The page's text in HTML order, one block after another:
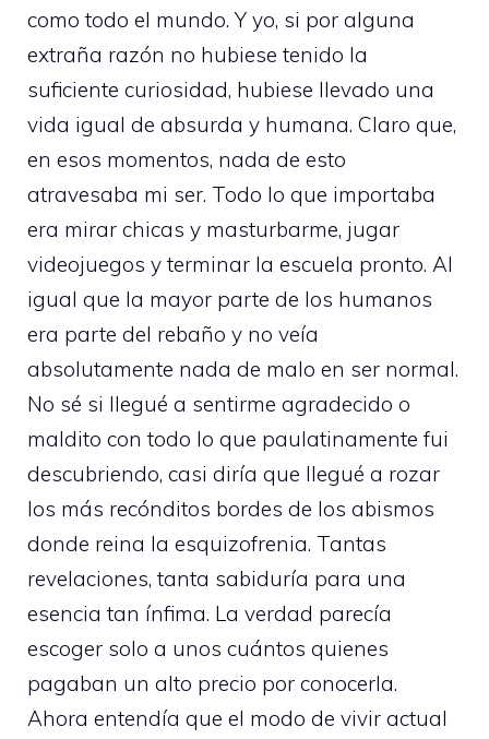
como todo el mundo. Y yo, si por alguna
extraña razón no hubiese tenido la
suficiente curiosidad, hubiese llevado una
vida igual de absurda y humana. Claro que,
en esos momentos, nada de esto
atravesaba mi ser. Todo lo que importaba
era mirar chicas y masturbarme, jugar
videojuegos y terminar la escuela pronto. Al
igual que la mayor parte de los humanos
era parte del rebaño y no veía
absolutamente nada de malo en ser normal.
No sé si llegué a sentirme agradecido o
maldito con todo lo que paulatinamente fui
descubriendo, casi diría que llegué a rozar
los más recónditos bordes de los abismos
donde reina la esquizofrenia. Tantas
revelaciones, tanta sabiduría para una
esencia tan ínfima. La verdad parecía
escoger solo a unos cuántos quienes
pagaban un alto precio por conocerla.
Ahora entendía que el modo de vivir actual